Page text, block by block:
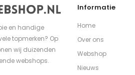
en handige
topmerken? Op
wij duizenden
webshops.
Informatie
Home
Over ons
Webshop
Nieuws